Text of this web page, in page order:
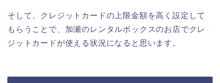
そして、クレジットカードの上限金額を高く設定して
もらうことで、加瀬のレンタルボックスのお店でクレ
ジットカードが使える状況になると思います。